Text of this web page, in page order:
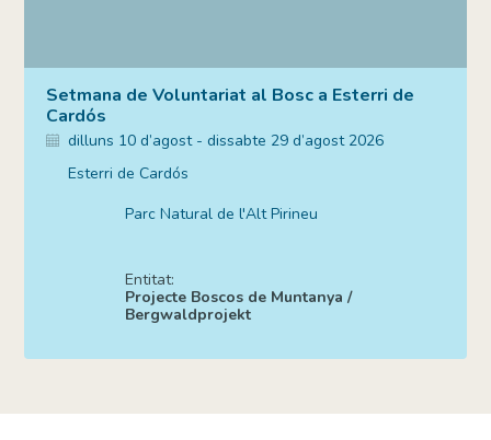
Setmana de Voluntariat al Bosc a Esterri de
Cardós
dilluns 10 d’agost - dissabte 29 d’agost 2026
Esterri de Cardós
Parc Natural de l'Alt Pirineu
Entitat:
Projecte Boscos de Muntanya /
Bergwaldprojekt